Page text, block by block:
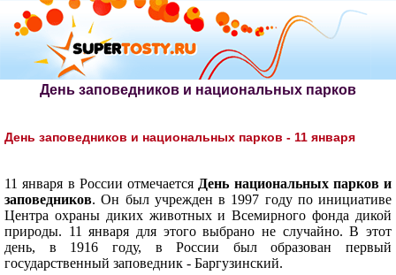
День заповедников и национальных парков
День заповедников и национальных парков - 11 января
11 января в России отмечается День национальных парков и
заповедников. Он был учрежден в 1997 году по инициативе
Центра охраны диких животных и Всемирного фонда дикой
природы. 11 января для этого выбрано не случайно. В этот
день, в 1916 году, в России был образован первый
государственный заповедник - Баргузинский.